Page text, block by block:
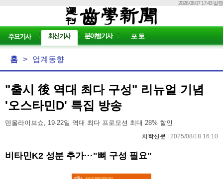
2026.08.07 17:43 발행
홈 > 업계동향
"출시 後 역대 최다 구성" 리뉴얼 기념
'오스타민D' 특집 방송
덴올라이브쇼, 19·22일 역대 최다 프로모션 최대 28% 할인
치학신문 | 2025/08/18 16:10
비타민K2 성분 추가···"뼈 구성 필요"